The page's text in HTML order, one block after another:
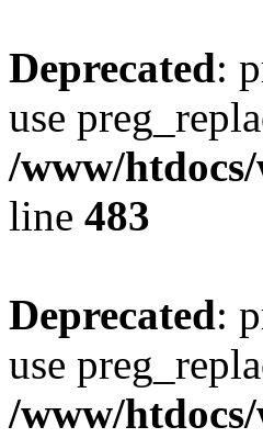
Deprecated:
use
/www/
line 483
Deprecated:
use
/www/